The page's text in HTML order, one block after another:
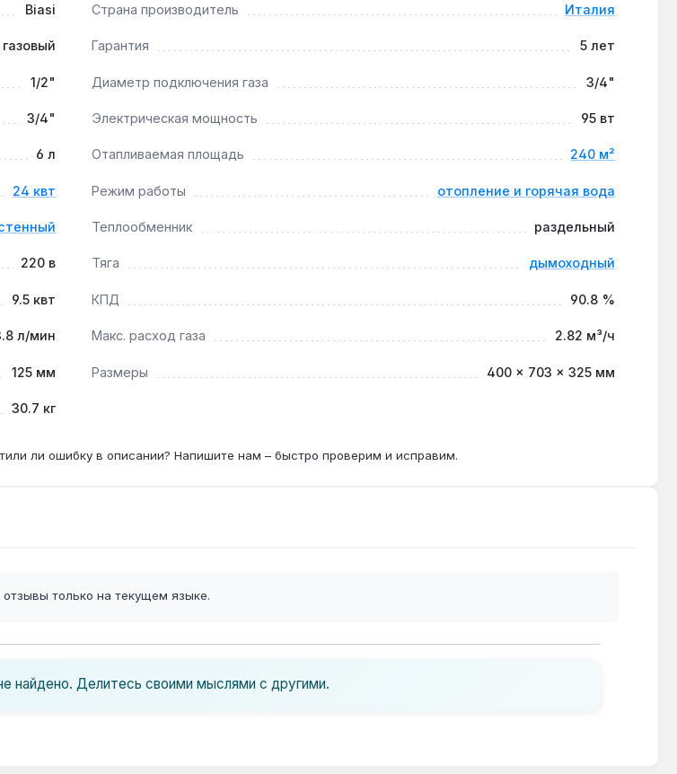
работать с низкотемпературными контурами 35–45 °C через смесительный узел.
Biasi Страна производитель Италия
Гарантия 5 лет
1/2" Диаметр подключения газа 3/4"
3/4" Электрическая мощность 95 вт
6 л Отапливаемая площадь 240 м²
24 квт Режим работы отопление и горячая вода
Теплообменник раздельный
220 в Тяга дымоходный
9.5 квт КПД 90.8 %
л/мин Макс. расход газа 2.82 м³/ч
125 мм Размеры 400 × 703 × 325 мм
30.7 кг
ли ошибку в описании? Напишите нам – быстро проверим и исправим.
только на текущем языке.
найдено. Делитесь своими мыслями с другими.